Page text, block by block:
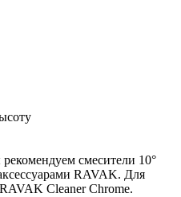
смесители 10°
RAVAK. Для
Cleaner Chrome.